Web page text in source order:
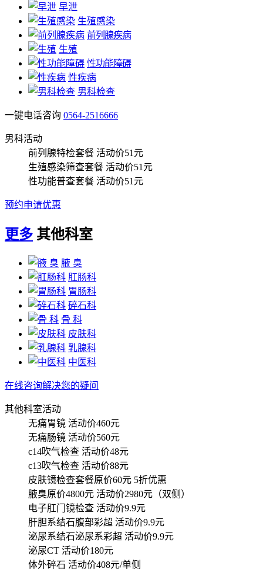
早泄
生殖感染
前列腺疾病
生殖
性功能障碍
性疾病
男科检查
一键电话咨询 0564-2516666
男科活动
前列腺特检套餐 活动价51元
生殖感染筛查套餐 活动价51元
性功能普查套餐 活动价51元
预约申请优惠
更多 其他科室
腋 臭
肛肠科
胃肠科
碎石科
骨 科
皮肤科
乳腺科
中医科
在线咨询解决您的疑问
其他科室活动
无痛胃镜 活动价460元
无痛肠镜 活动价560元
c14吹气检查 活动价48元
c13吹气检查 活动价88元
皮肤镜检查套餐原价60元 5折优惠
腋臭原价4800元 活动价2980元（双侧）
电子肛门镜检查 活动价9.9元
肝胆系结石腹部彩超 活动价9.9元
泌尿系结石泌尿系彩超 活动价9.9元
泌尿CT 活动价180元
体外碎石 活动价408元/单侧